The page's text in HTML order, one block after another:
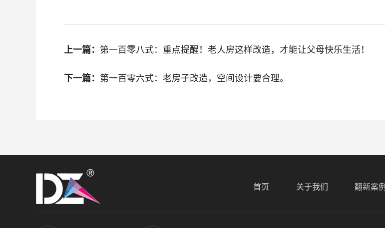
上一篇： 第一百零八式：重点提醒！老人房这样改造，才能让父母快乐生活！
下一篇： 第一百零六式：老房子改造，空间设计要合理。
首页 关于我们 翻新案例